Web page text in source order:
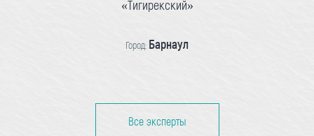
«Тигирекский»
Город: Барнаул
Все эксперты